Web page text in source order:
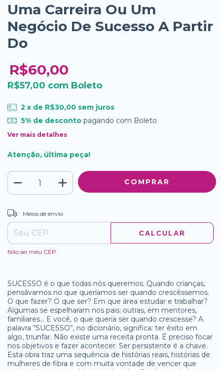
Uma Carreira Ou Um
Negócio De Sucesso A Partir
Do
R$60,00
R$57,00 com Boleto
2 x de R$30,00 sem juros
5% de descontopagando com Boleto
Ver mais detalhes
Atenção, última peça!
Entregas para o CEP:
Meios de envio
CALCULAR
Não sei meu CEP
SUCESSO é o que todas nós queremos. Quando crianças,
pensávamos no que queríamos ser quando crescêssemos.
O que fazer? O que ser? Em que área estudar e trabalhar?
Algumas se espelharam nos pais; outras, em mentores,
familiares... E você, o que queria ser quando crescesse? A
palavra “SUCESSO”, no dicionário, significa: ter êxito em
algo, triunfar. Não existe uma receita pronta. É preciso focar
nos objetivos e fazer acontecer. Ser persistente é a chave.
Esta obra traz uma sequência de histórias reais, histórias de
mulheres de fibra e com muita vontade de vencer que